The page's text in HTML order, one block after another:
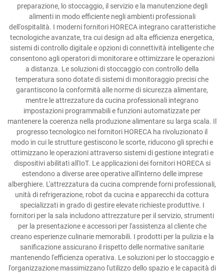
preparazione, lo stoccaggio, il servizio e la manutenzione degli
alimenti in modo efficiente negli ambienti professionali
dell'ospitalità. I moderni fornitori HORECA integrano caratteristiche
tecnologiche avanzate, tra cui design ad alta efficienza energetica,
sistemi di controllo digitale e opzioni di connettività intelligente che
consentono agli operatori di monitorare e ottimizzare le operazioni
a distanza. Le soluzioni di stoccaggio con controllo della
temperatura sono dotate di sistemi di monitoraggio precisi che
garantiscono la conformità alle norme di sicurezza alimentare,
mentre le attrezzature da cucina professionali integrano
impostazioni programmabili e funzioni automatizzate per
mantenere la coerenza nella produzione alimentare su larga scala. Il
progresso tecnologico nei fornitori HORECA ha rivoluzionato il
modo in cui le strutture gestiscono le scorte, riducono gli sprechi e
ottimizzano le operazioni attraverso sistemi di gestione integrati e
dispositivi abilitati all'IoT. Le applicazioni dei fornitori HORECA si
estendono a diverse aree operative all'interno delle imprese
alberghiere. L'attrezzatura da cucina comprende forni professionali,
unità di refrigerazione, robot da cucina e apparecchi da cottura
specializzati in grado di gestire elevate richieste produttive. I
fornitori per la sala includono attrezzature per il servizio, strumenti
per la presentazione e accessori per l'assistenza al cliente che
creano esperienze culinarie memorabili. I prodotti per la pulizia e la
sanificazione assicurano il rispetto delle normative sanitarie
mantenendo l'efficienza operativa. Le soluzioni per lo stoccaggio e
l'organizzazione massimizzano l'utilizzo dello spazio e le capacità di